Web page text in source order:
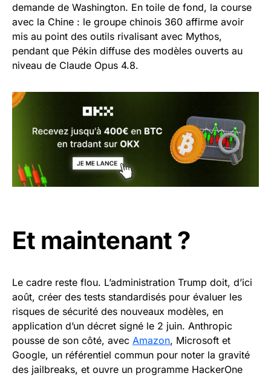
demande de Washington. En toile de fond, la course
avec la Chine : le groupe chinois 360 affirme avoir
mis au point des outils rivalisant avec Mythos,
pendant que Pékin diffuse des modèles ouverts au
niveau de Claude Opus 4.8.
Et maintenant ?
Le cadre reste flou. L’administration Trump doit, d’ici
août, créer des tests standardisés pour évaluer les
risques de sécurité des nouveaux modèles, en
application d’un décret signé le 2 juin. Anthropic
pousse de son côté, avec Amazon, Microsoft et
Google, un référentiel commun pour noter la gravité
des jailbreaks, et ouvre un programme HackerOne